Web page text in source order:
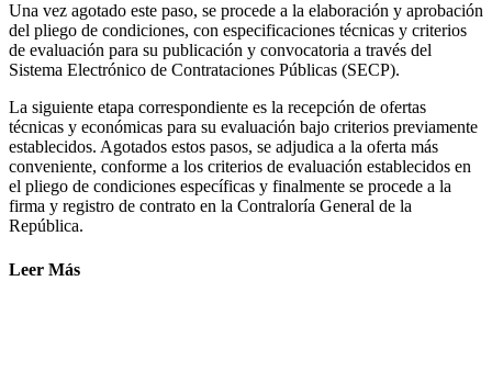
Una vez agotado este paso, se procede a la elaboración y aprobación
del pliego de condiciones, con especificaciones técnicas y criterios
de evaluación para su publicación y convocatoria a través del
Sistema Electrónico de Contrataciones Públicas (SECP).
La siguiente etapa correspondiente es la recepción de ofertas
técnicas y económicas para su evaluación bajo criterios previamente
establecidos. Agotados estos pasos, se adjudica a la oferta más
conveniente, conforme a los criterios de evaluación establecidos en
el pliego de condiciones específicas y finalmente se procede a la
firma y registro de contrato en la Contraloría General de la
República.
Leer Más